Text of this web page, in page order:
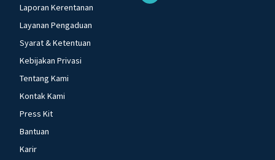
Laporan Kerentanan
Layanan Pengaduan
Syarat & Ketentuan
Kebijakan Privasi
Tentang Kami
Kontak Kami
Press Kit
Bantuan
Karir